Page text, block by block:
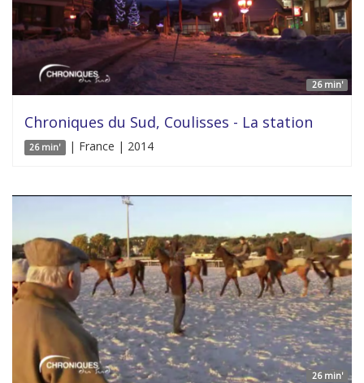
26 min'
Chroniques du Sud, Coulisses - La station
26 min' | France | 2014
26 min'